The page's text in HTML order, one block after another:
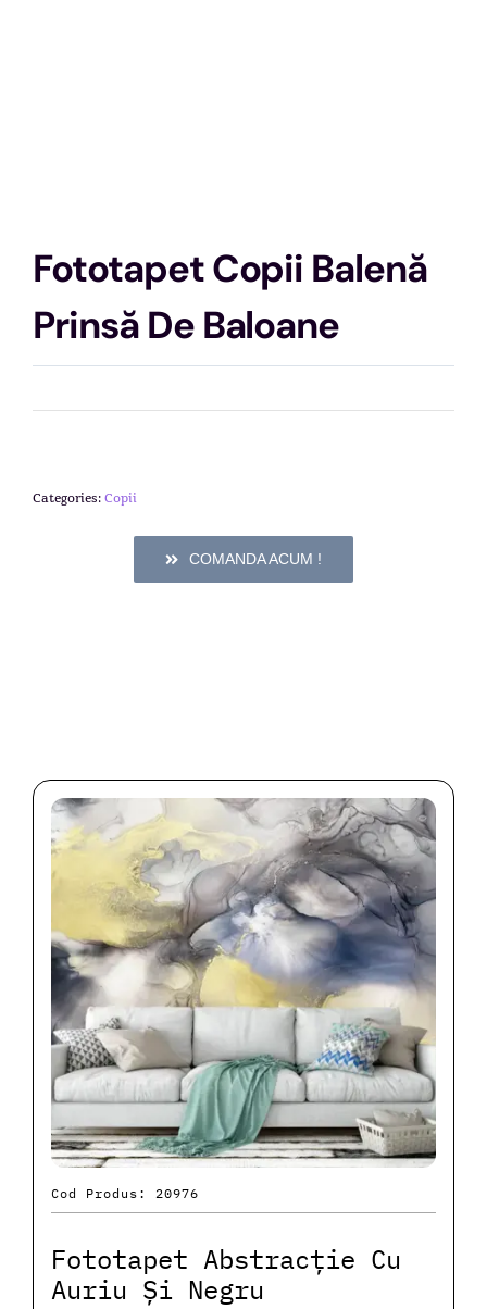
Fototapet Copii Balenă
Prinsă De Baloane
Categories:Copii
COMANDA ACUM !
Cod Produs: 20976
Fototapet Abstracție Cu
Auriu Și Negru